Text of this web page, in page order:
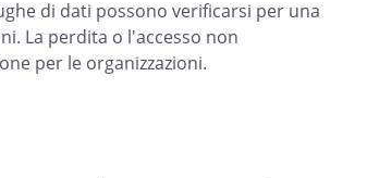
di dati possono verificarsi per una
La perdita o l'accesso non
per le organizzazioni.